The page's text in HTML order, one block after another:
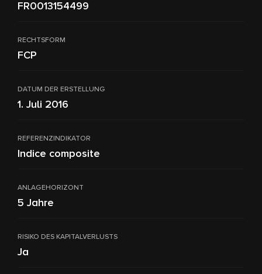
FR0013154499
RECHTSFORM
FCP
DATUM DER ERSTELLUNG
1. Juli 2016
REFERENZINDIKATOR
Indice composite
ANLAGEHORIZONT
5 Jahre
RISIKO DES KAPITALVERLUSTS
Ja